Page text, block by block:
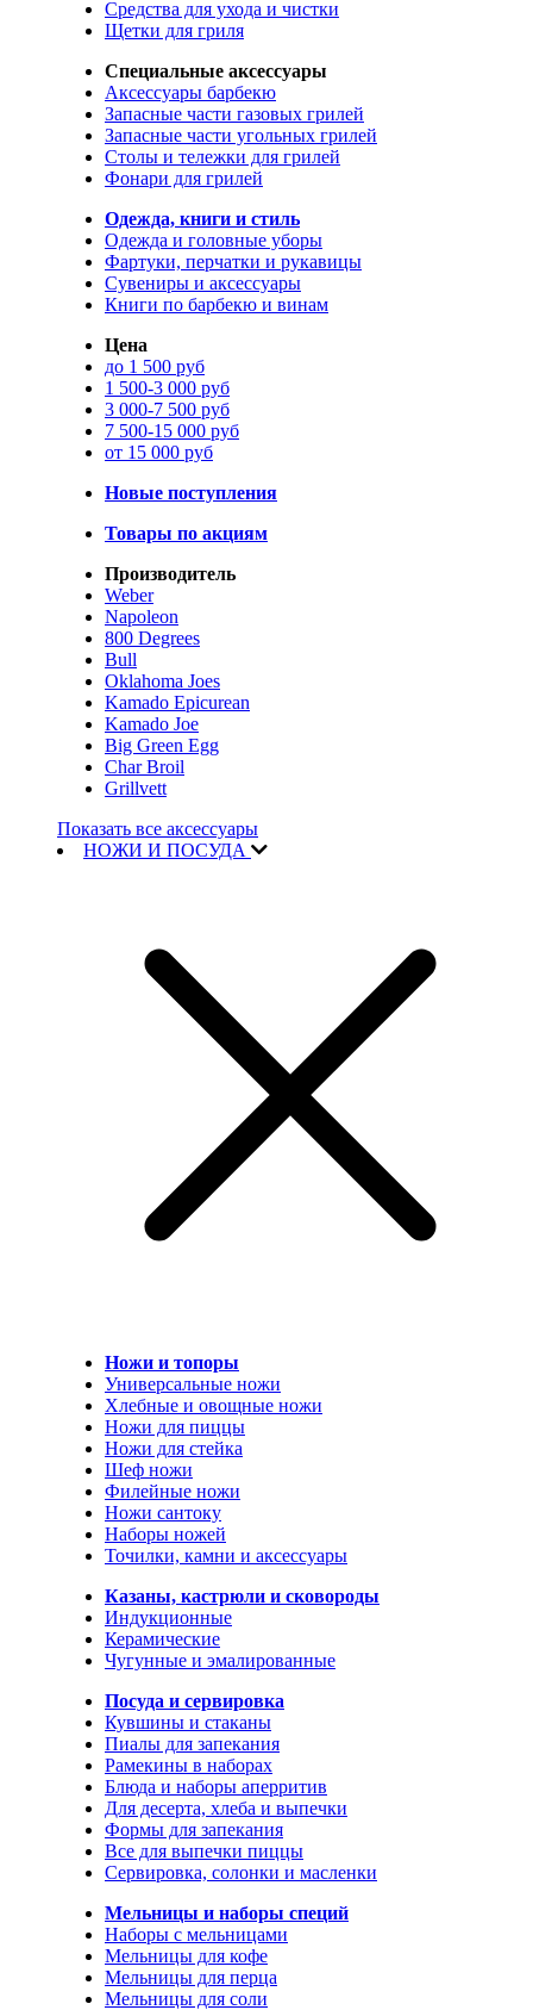
Средства для ухода и чистки
Щетки для гриля
Специальные аксессуары
Аксессуары барбекю
Запасные части газовых грилей
Запасные части угольных грилей
Столы и тележки для грилей
Фонари для грилей
Одежда, книги и стиль
Одежда и головные уборы
Фартуки, перчатки и рукавицы
Сувениры и аксессуары
Книги по барбекю и винам
Цена
до 1 500 руб
1 500-3 000 руб
3 000-7 500 руб
7 500-15 000 руб
от 15 000 руб
Новые поступления
Товары по акциям
Производитель
Weber
Napoleon
800 Degrees
Bull
Oklahoma Joes
Kamado Epicurean
Kamado Joe
Big Green Egg
Char Broil
Grillvett
Показать все аксессуары
НОЖИ И ПОСУДА
Ножи и топоры
Универсальные ножи
Хлебные и овощные ножи
Ножи для пиццы
Ножи для стейка
Шеф ножи
Филейные ножи
Ножи сантоку
Наборы ножей
Точилки, камни и аксессуары
Казаны, кастрюли и сковороды
Индукционные
Керамические
Чугунные и эмалированные
Посуда и сервировка
Кувшины и стаканы
Пиалы для запекания
Рамекины в наборах
Блюда и наборы аперритив
Для десерта, хлеба и выпечки
Формы для запекания
Все для выпечки пиццы
Сервировка, солонки и масленки
Мельницы и наборы специй
Наборы с мельницами
Мельницы для кофе
Мельницы для перца
Мельницы для соли